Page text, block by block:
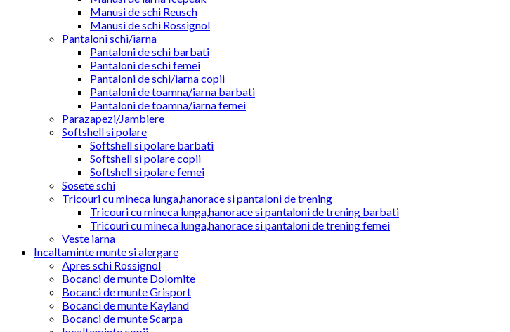
Manusi de schi Reusch
Manusi de schi Rossignol
Pantaloni schi/iarna
Pantaloni de schi barbati
Pantaloni de schi femei
Pantaloni de schi/iarna copii
Pantaloni de toamna/iarna barbati
Pantaloni de toamna/iarna femei
Parazapezi/Jambiere
Softshell si polare
Softshell si polare barbati
Softshell si polare copii
Softshell si polare femei
Sosete schi
Tricouri cu mineca lunga,hanorace si pantaloni de trening
Tricouri cu mineca lunga,hanorace si pantaloni de trening barbati
Tricouri cu mineca lunga,hanorace si pantaloni de trening femei
Veste iarna
Incaltaminte munte si alergare
Apres schi Rossignol
Bocanci de munte Dolomite
Bocanci de munte Grisport
Bocanci de munte Kayland
Bocanci de munte Scarpa